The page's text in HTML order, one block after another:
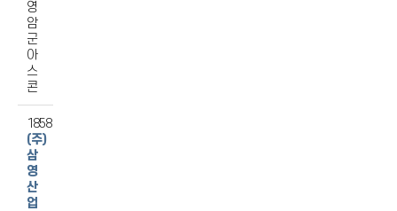
영
암
군
아
스
콘
1858
(주)
삼
영
산
업